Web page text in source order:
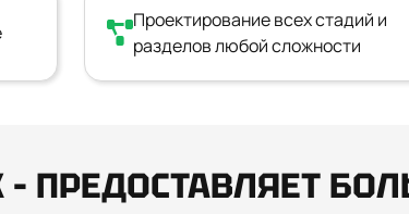
Проектирование всех стадий и
разделов любой сложности
– ПРЕДОСТАВЛЯЕТ